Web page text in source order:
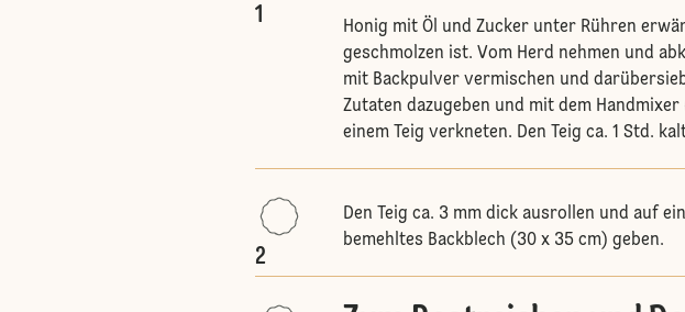
1
Honig mit Öl und Zucker unter Rühren
geschmolzen ist. Vom Herd nehmen und
mit Backpulver vermischen und
Zutaten dazugeben und mit dem Handmixer
einem Teig verkneten. Den Teig ca. 1 Std.
2
Den Teig ca. 3 mm dick ausrollen und auf
bemehltes Backblech (30 x 35 cm) geben.